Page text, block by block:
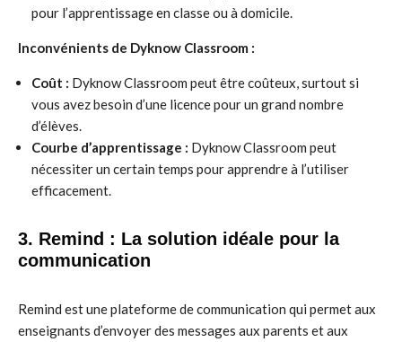
pour l’apprentissage en classe ou à domicile.
Inconvénients de Dyknow Classroom :
Coût : Dyknow Classroom peut être coûteux, surtout si
vous avez besoin d’une licence pour un grand nombre
d’élèves.
Courbe d’apprentissage : Dyknow Classroom peut
nécessiter un certain temps pour apprendre à l’utiliser
efficacement.
3. Remind : La solution idéale pour la
communication
Remind est une plateforme de communication qui permet aux
enseignants d’envoyer des messages aux parents et aux